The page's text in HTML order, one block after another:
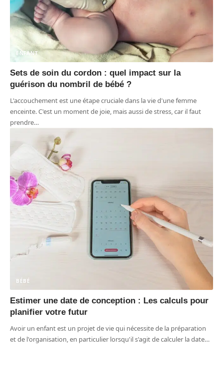
ENFANT
Sets de soin du cordon : quel impact sur la
guérison du nombril de bébé ?
L'accouchement est une étape cruciale dans la vie d'une femme
enceinte. C'est un moment de joie, mais aussi de stress, car il faut
prendre…
BÉBÉ
Estimer une date de conception : Les calculs pour
planifier votre futur
Avoir un enfant est un projet de vie qui nécessite de la préparation
et de l'organisation, en particulier lorsqu'il s'agit de calculer la date…